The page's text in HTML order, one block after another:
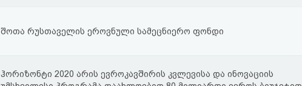
შოთა რუსთაველის ეროვნული სამეცნიერო ფონდი
ჰორიზონტი 2020 არის ევროკავშირის კვლევისა და ინოვაციის